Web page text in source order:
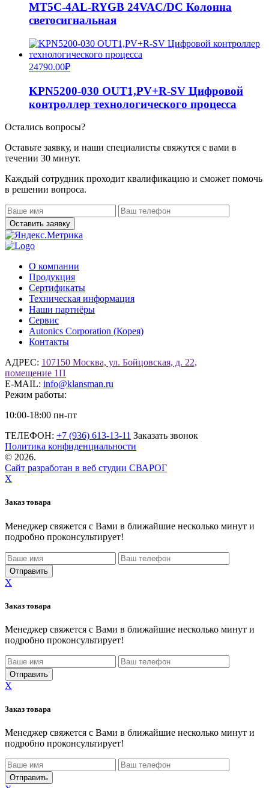
MT5C-4AL-RYGB 24VAC/DC Колонна
светосигнальная
24790.00₽
KPN5200-030 OUT1,PV+R-SV Цифровой
контроллер технологического процесса
Остались вопросы?
Оставьте заявку, и наши специалисты свяжутся с вами в
течении 30 минут.
Каждый сотрудник проходит квалификацию и сможет помочь
в решении вопроса.
О компании
Продукция
Сертификаты
Техническая информация
Наши партнёры
Сервис
Autonics Corporation (Корея)
Контакты
АДРЕС: 107150 Москва, ул. Бойцовская, д. 22,
помещение 1П
E-MAIL: info@klansman.ru
Режим работы:
10:00-18:00 пн-пт
ТЕЛЕФОН: +7 (936) 613-13-11 Заказать звонок
Политика конфиденциальности
© 2026.
Сайт разработан в веб студии СВАРОГ
X
Заказ товара
Менеджер свяжется с Вами в ближайшие несколько минут и
подробно проконсультирует!
X
Заказ товара
Менеджер свяжется с Вами в ближайшие несколько минут и
подробно проконсультирует!
X
Заказ товара
Менеджер свяжется с Вами в ближайшие несколько минут и
подробно проконсультирует!